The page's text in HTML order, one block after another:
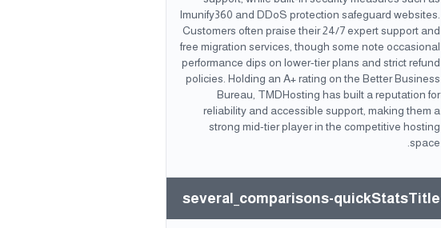
Imunify360 and DDoS protection safeguard websites.
Customers often praise their 24/7 expert support and
free migration services, though some note occasional
performance dips on lower-tier plans and strict refund
policies. Holding an A+ rating on the Better Business
Bureau, TMDHosting has built a reputation for
reliability and accessible support, making them a
strong mid-tier player in the competitive hosting
space.
several_comparisons-quickStatsTitle